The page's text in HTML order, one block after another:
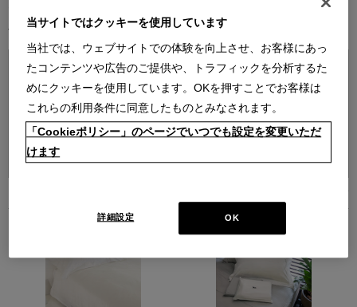
ベーシックなデザインは幅広いインテリアにお使い頂けます。
並べ替え：
当サイトではクッキーを使用しています
当社では、ウェブサイトでの体験を向上させ、お客様にあっ
たコンテンツや広告のご提供や、トラフィックを分析するた
めにクッキーを使用しています。OKを押すことでお客様は
これらの利用条件に同意したものとみなされます。
「Cookieポリシー」のページでいつでも設定を変更いただ
けます
OK
詳細設定